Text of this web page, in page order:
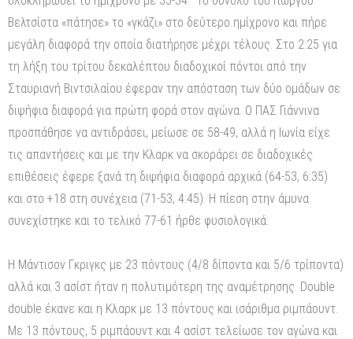
Βελτσίστα «πάτησε» το «γκάζι» στο δεύτερο ημίχρονο και πήρε
μεγάλη διαφορά την οποία διατήρησε μέχρι τέλους. Στο 2:25 για
τη λήξη του τρίτου δεκαλέπτου διαδοχικοί πόντοι από την
Σταυριανή Βιντσιλαίου έφεραν την απόσταση των δύο ομάδων σε
διψήφια διαφορά για πρώτη φορά στον αγώνα. Ο ΠΑΣ Γιάννινα
προσπάθησε να αντιδράσει, μείωσε σε 58-49, αλλά η Ιωνία είχε
τις απαντήσεις και με την Κλαρκ να σκοράρει σε διαδοχικές
επιθέσεις έφερε ξανά τη διψήφια διαφορά αρχικά (64-53, 6:35)
και στο +18 στη συνέχεια (71-53, 4:45). Η πίεση στην άμυνα
συνεχίστηκε και το τελικό 77-61 ήρθε φυσιολογικά.
Η Μάντισον Γκριγκς με 23 πόντους (4/8 δίποντα και 5/6 τρίποντα)
αλλά και 3 ασίστ ήταν η πολυτιμότερη της αναμέτρησης. Double
double έκανε και η Κλαρκ με 13 πόντους και ισάριθμα ριμπάουντ.
Με 13 πόντους, 5 ριμπάουντ και 4 ασίστ τελείωσε τον αγώνα και